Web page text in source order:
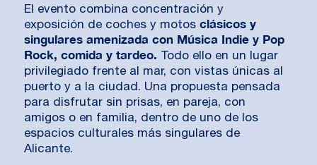
El evento combina concentración y
exposición de coches y motos clásicos y
singulares amenizada con Música Indie y Pop
Rock, comida y tardeo. Todo ello en un lugar
privilegiado frente al mar, con vistas únicas al
puerto y a la ciudad. Una propuesta pensada
para disfrutar sin prisas, en pareja, con
amigos o en familia, dentro de uno de los
espacios culturales más singulares de
Alicante.